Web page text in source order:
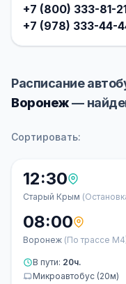
+7 (800) 333-81-
+7 (978) 333-44-
Расписание
Воронеж—
Сортировать:
12:30
Старый Крым
08:00
Воронеж (По трассе
В пути: 20ч.
Микроавтобус (20м)